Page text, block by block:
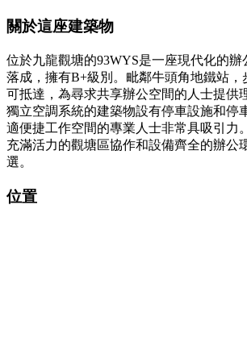
關於這座建築物
位於九龍觀塘的93WYS是一座現代化的辦
落成，擁有B+級別。毗鄰牛頭角地鐵站，
可抵達，為尋求共享辦公空間的人士提供
獨立空調系統的建築物設有停車設施和停
適便捷工作空間的專業人士非常具吸引力
充滿活力的觀塘區協作和設備齊全的辦公
選。
位置